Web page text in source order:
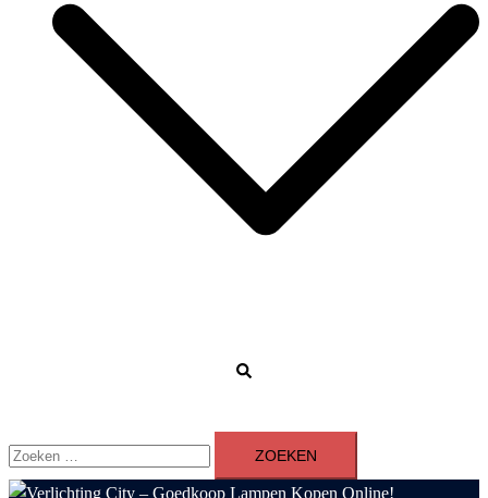
Zoeken
naar: